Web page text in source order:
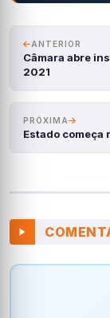
ANTERIOR
Câmara abre
2021
PRÓXIMA
Estado começa